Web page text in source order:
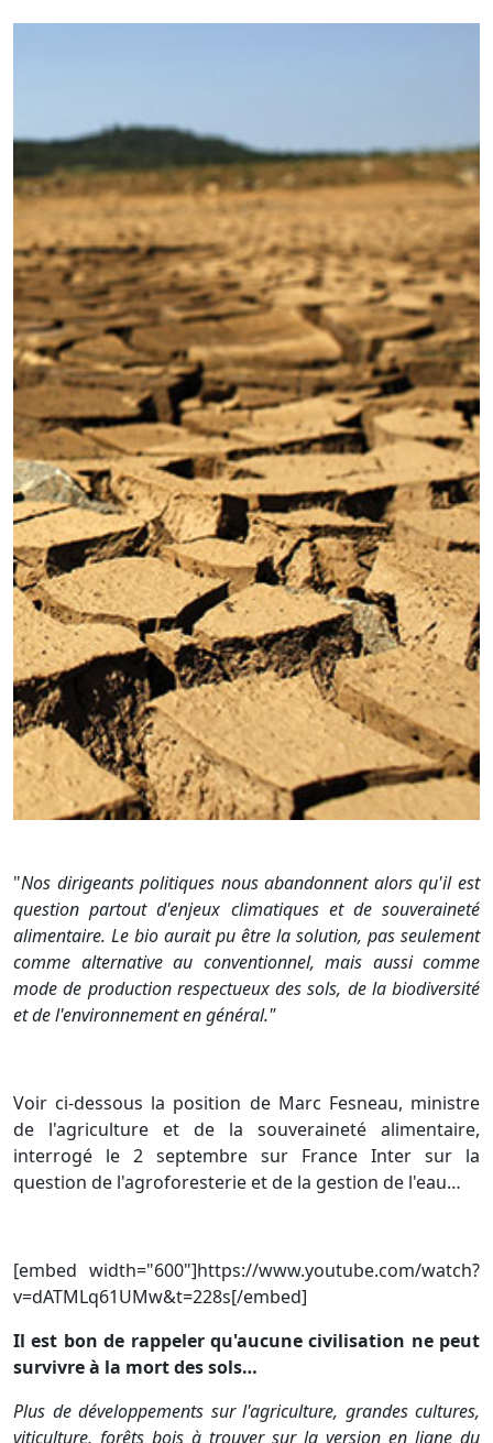
"Nos dirigeants politiques nous abandonnent alors qu'il est
question partout d'enjeux climatiques et de souveraineté
alimentaire. Le bio aurait pu être la solution, pas seulement
comme alternative au conventionnel, mais aussi comme
mode de production respectueux des sols, de la biodiversité
et de l'environnement en général."
Voir ci-dessous la position de Marc Fesneau, ministre
de l'agriculture et de la souveraineté alimentaire,
interrogé le 2 septembre sur France Inter sur la
question de l'agroforesterie et de la gestion de l'eau…
[embed width="600"]https://www.youtube.com/watch?
v=dATMLq61UMw&t=228s[/embed]
Il est bon de rappeler qu'aucune civilisation ne peut
survivre à la mort des sols…
Plus de développements sur l'agriculture, grandes cultures,
viticulture, forêts bois à trouver sur la version en ligne du